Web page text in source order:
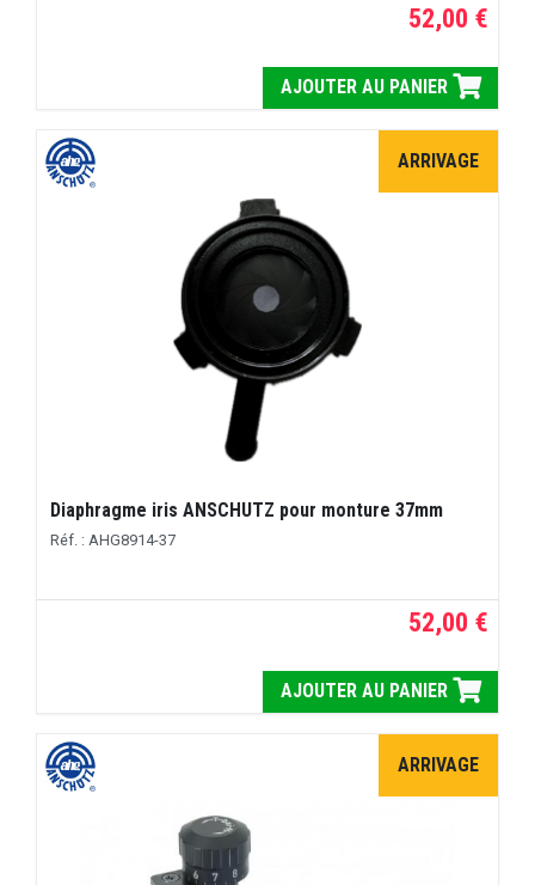
52,00 €
AJOUTER AU PANIER
ARRIVAGE
Diaphragme iris ANSCHUTZ pour monture 37mm
Réf. : AHG8914-37
52,00 €
AJOUTER AU PANIER
ARRIVAGE